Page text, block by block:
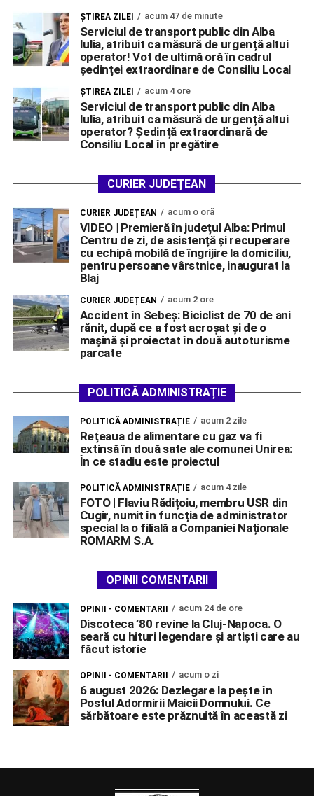
ŞTIREA ZILEI acum 47 de minute
Serviciul de transport public din Alba
Iulia, atribuit ca măsură de urgență altui
operator! Vot de ultimă oră în cadrul
ședinței extraordinare de Consiliu Local
ŞTIREA ZILEI acum 4 ore
Serviciul de transport public din Alba
Iulia, atribuit ca măsură de urgență altui
operator? Ședință extraordinară de
Consiliu Local în pregătire
CURIER JUDEȚEAN
CURIER JUDEȚEAN acum o oră
VIDEO | Premieră în județul Alba: Primul
Centru de zi, de asistență și recuperare
cu echipă mobilă de îngrijire la domiciliu,
pentru persoane vârstnice, inaugurat la
Blaj
CURIER JUDEȚEAN acum 2 ore
Accident în Sebeș: Biciclist de 70 de ani
rănit, după ce a fost acroșat și de o
mașină și proiectat în două autoturisme
parcate
POLITICĂ ADMINISTRAȚIE
POLITICĂ ADMINISTRAȚIE acum 2 zile
Rețeaua de alimentare cu gaz va fi
extinsă în două sate ale comunei Unirea:
În ce stadiu este proiectul
POLITICĂ ADMINISTRAȚIE acum 4 zile
FOTO | Flaviu Rădițoiu, membru USR din
Cugir, numit în funcția de administrator
special la o filială a Companiei Naționale
ROMARM S.A.
OPINII COMENTARII
OPINII - COMENTARII acum 24 de ore
Discoteca ’80 revine la Cluj-Napoca. O
seară cu hituri legendare și artiști care au
făcut istorie
OPINII - COMENTARII acum o zi
6 august 2026: Dezlegare la pește în
Postul Adormirii Maicii Domnului. Ce
sărbătoare este prăznuită în această zi